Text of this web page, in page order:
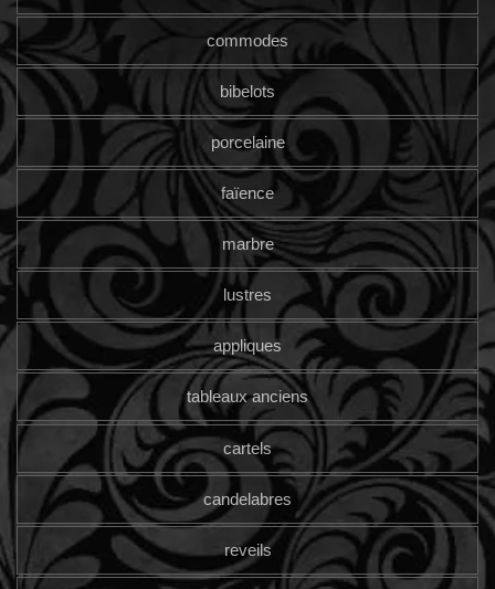
commodes
bibelots
porcelaine
faïence
marbre
lustres
appliques
tableaux anciens
cartels
candelabres
reveils